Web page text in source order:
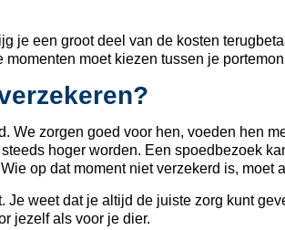
je een groot deel van de kosten
moet kiezen tussen je
We zorgen goed voor hen, voeden hen
hoger worden. Een spoedbezoek
op dat moment niet verzekerd is, moet
weet dat je altijd de juiste zorg kunt
jezelf als voor je dier.